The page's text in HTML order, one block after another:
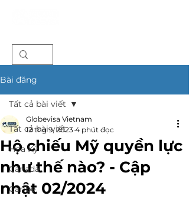
Bài đăng
Tất cả bài viết
Hoa Kỳ
Canada
Caribe
Tất cả bài viết
Hộ chiếu Mỹ quyền lực
như thế nào? - Cập
nhật 02/2024
Globevisa Vietnam
12 thg 9, 2023 4 phút đọc